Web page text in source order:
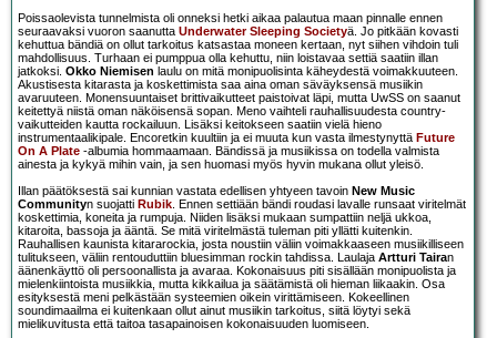
Poissaolevista tunnelmista oli onneksi hetki aikaa palautua maan pinnalle ennen
seuraavaksi vuoron saanutta Underwater Sleeping Societyä. Jo pitkään kovasti
kehuttua bändiä on ollut tarkoitus katsastaa moneen kertaan, nyt siihen vihdoin tuli
mahdollisuus. Turhaan ei pumppua olla kehuttu, niin loistavaa settiä saatiin illan
jatkoksi. Okko Niemisen laulu on mitä monipuolisinta käheydestä voimakkuuteen.
Akustisesta kitarasta ja koskettimista saa aina oman säväyksensä musiikin
avaruuteen. Monensuuntaiset brittivaikutteet paistoivat läpi, mutta UwSS on saanut
keitettyä niistä oman näköisensä sopan. Meno vaihteli rauhallisuudesta country-
vaikutteiden kautta rockailuun. Lisäksi keitokseen saatiin vielä hieno
instrumentaalikipale. Encoretkin kuultiin ja ei muuta kun vasta ilmestynyttä Future
On A Plate -albumia hommaamaan. Bändissä ja musiikissa on todella valmista
ainesta ja kykyä mihin vain, ja sen huomasi myös hyvin mukana ollut yleisö.
Illan päätöksestä sai kunnian vastata edellisen yhtyeen tavoin New Music
Communityn suojatti Rubik. Ennen settiään bändi roudasi lavalle runsaat viritelmät
koskettimia, koneita ja rumpuja. Niiden lisäksi mukaan sumpattiin neljä ukkoa,
kitaroita, bassoja ja ääntä. Se mitä viritelmästä tuleman piti yllätti kuitenkin.
Rauhallisen kaunista kitararockia, josta noustiin väliin voimakkaaseen musiikilliseen
tulitukseen, väliin rentouduttiin bluesimman rockin tahdissa. Laulaja Artturi Tairan
äänenkäyttö oli persoonallista ja avaraa. Kokonaisuus piti sisällään monipuolista ja
mielenkiintoista musiikkia, mutta kikkailua ja säätämistä oli hieman liikaakin. Osa
esityksestä meni pelkästään systeemien oikein virittämiseen. Kokeellinen
soundimaailma ei kuitenkaan ollut ainut musiikin tarkoitus, siitä löytyi sekä
mielikuvitusta että taitoa tasapainoisen kokonaisuuden luomiseen.